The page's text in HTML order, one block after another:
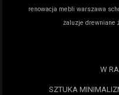
renowacja mebli warszawa
żaluzje drewniane
W
SZTUKA